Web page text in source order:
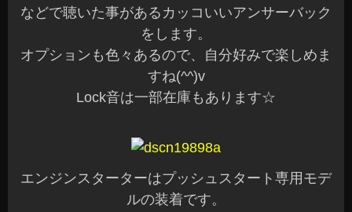
などで聴いた事があるカッコいいアンサーバック
をします。
オプションも色々あるので、自分好みで楽しめま
すね(^^)v
Lock音は一部在庫もあります☆
エンジンスターターはプッシュスタート専用モデ
ルの装着です。